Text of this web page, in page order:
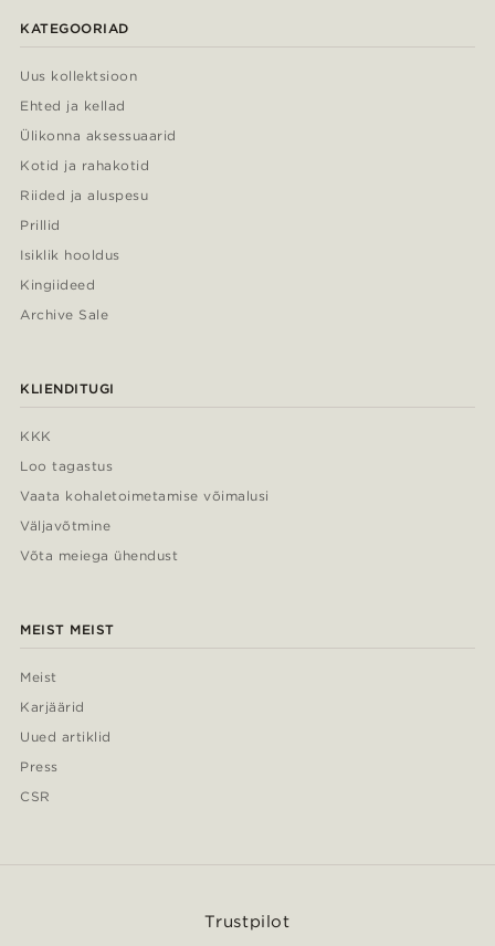
KATEGOORIAD
Uus kollektsioon
Ehted ja kellad
Ülikonna aksessuaarid
Kotid ja rahakotid
Riided ja aluspesu
Prillid
Isiklik hooldus
Kingiideed
Archive Sale
KLIENDITUGI
KKK
Loo tagastus
Vaata kohaletoimetamise võimalusi
Väljavõtmine
Võta meiega ühendust
MEIST MEIST
Meist
Karjäärid
Uued artiklid
Press
CSR
Trustpilot